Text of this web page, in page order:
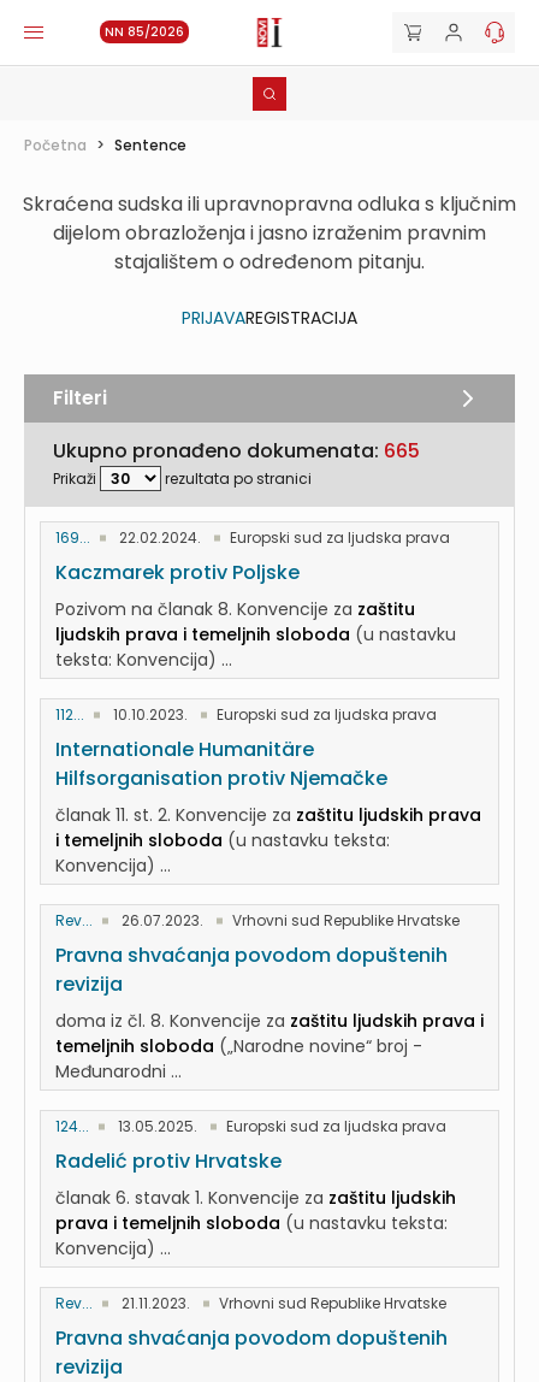
NN 85/2026
Početna > Sentence
Skraćena sudska ili upravnopravna odluka s ključnim
dijelom obrazloženja i jasno izraženim pravnim
stajalištem o određenom pitanju.
PRIJAVAREGISTRACIJA
Ukupno pronađeno dokumenata: 665
Prikaži rezultata po stranici
169... 22.02.2024. Europski sud za ljudska prava
Kaczmarek protiv Poljske
Pozivom na članak 8. Konvencije za zaštitu
ljudskih prava i temeljnih sloboda (u nastavku
teksta: Konvencija) ...
112... 10.10.2023. Europski sud za ljudska prava
Internationale Humanitäre
Hilfsorganisation protiv Njemačke
članak 11. st. 2. Konvencije za zaštitu ljudskih prava
i temeljnih sloboda (u nastavku teksta:
Konvencija) ...
Rev... 26.07.2023. Vrhovni sud Republike Hrvatske
Pravna shvaćanja povodom dopuštenih
revizija
doma iz čl. 8. Konvencije za zaštitu ljudskih prava i
temeljnih sloboda („Narodne novine“ broj -
Međunarodni ...
124... 13.05.2025. Europski sud za ljudska prava
Radelić protiv Hrvatske
članak 6. stavak 1. Konvencije za zaštitu ljudskih
prava i temeljnih sloboda (u nastavku teksta:
Konvencija) ...
Rev... 21.11.2023. Vrhovni sud Republike Hrvatske
Pravna shvaćanja povodom dopuštenih
revizija
Filteri